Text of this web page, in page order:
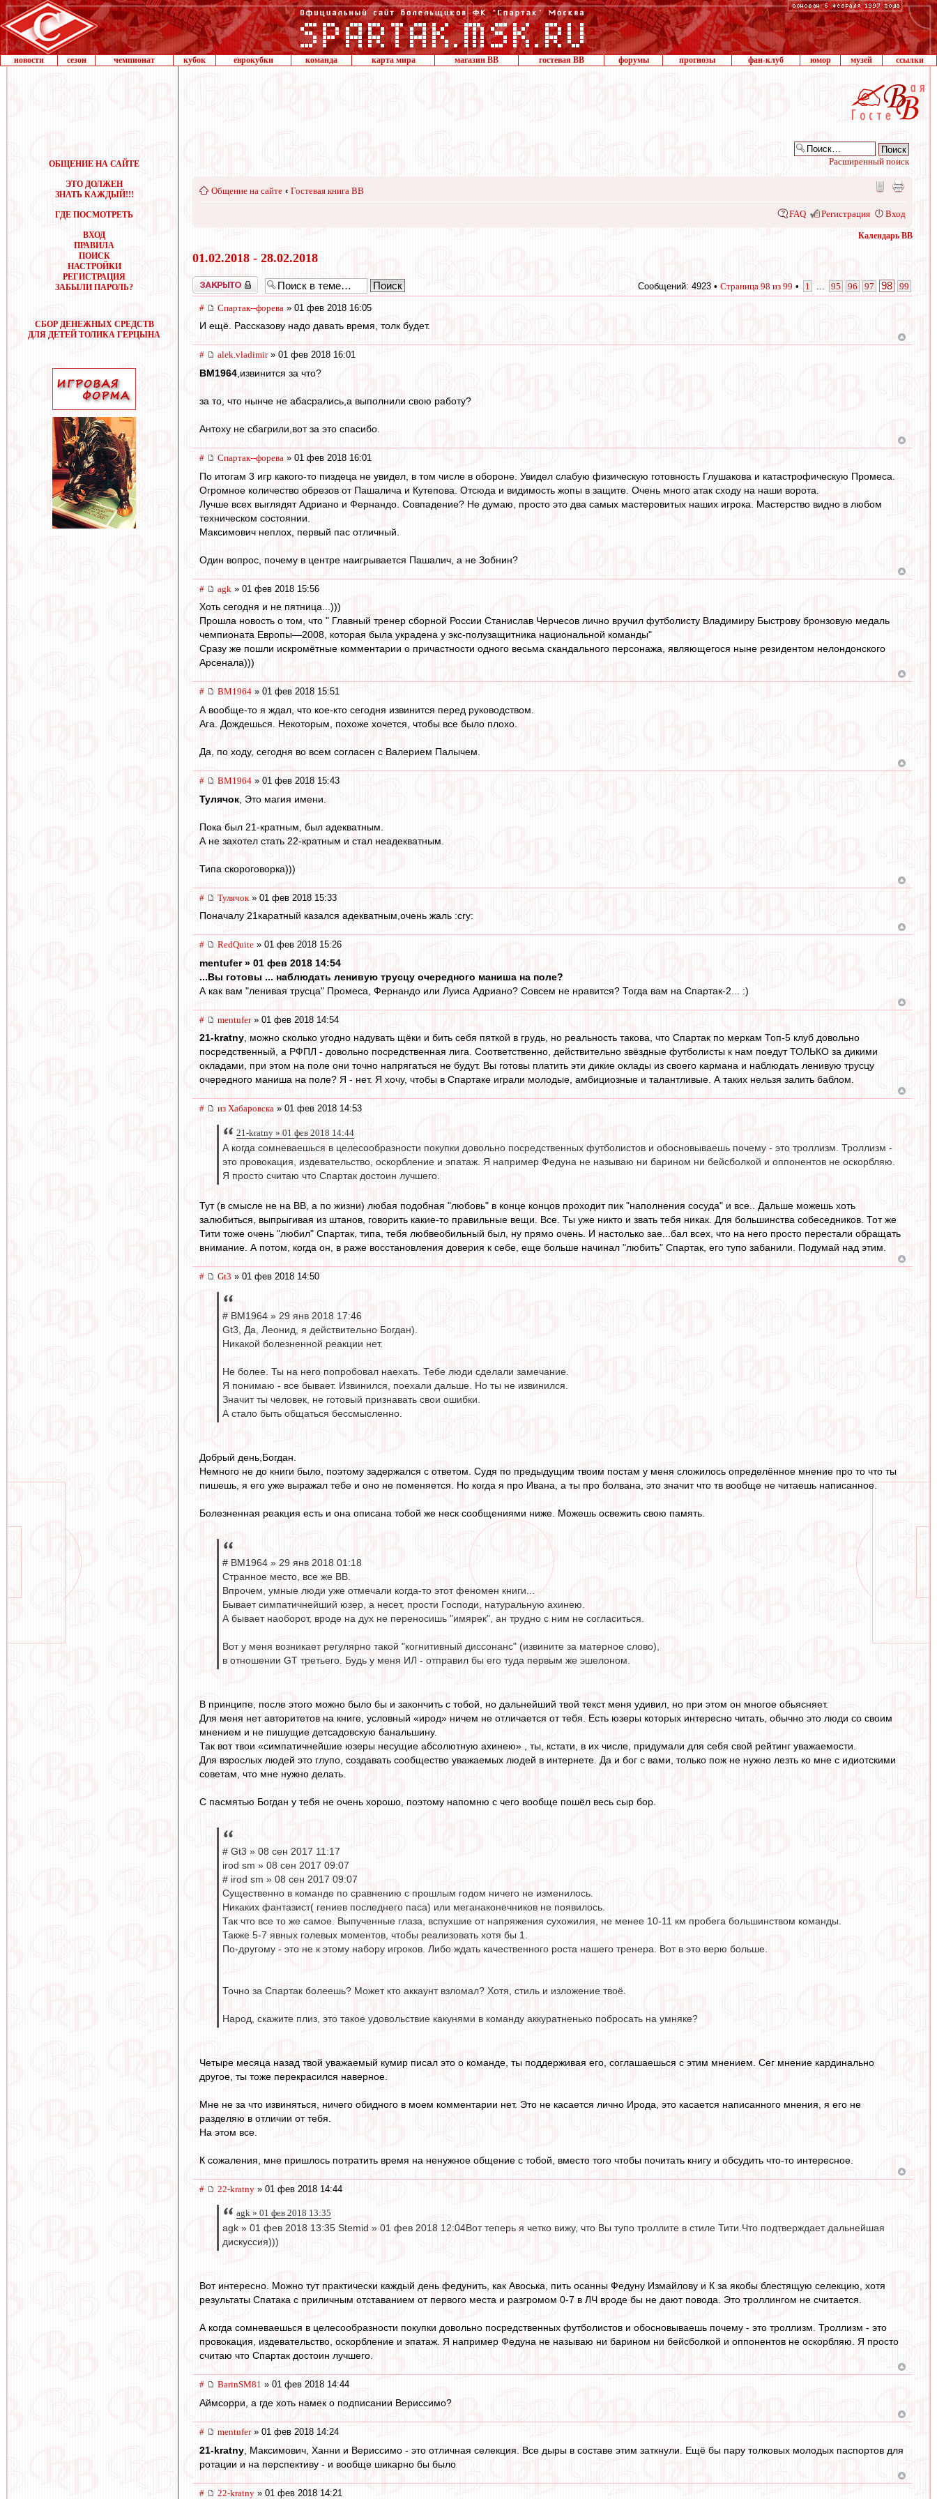
новости сезон чемпионат кубок еврокубки команда карта мира магазин ВВ гостевая ВВ форумы прогнозы фан-клуб юмор музей ссылки
ОБЩЕНИЕ НА САЙТЕ
ЭТО ДОЛЖЕН
ЗНАТЬ КАЖДЫЙ!!!
ГДЕ ПОСМОТРЕТЬ
ВХОД
ПРАВИЛА
ПОИСК
НАСТРОЙКИ
РЕГИСТРАЦИЯ
ЗАБЫЛИ ПАРОЛЬ?
СБОР ДЕНЕЖНЫХ СРЕДСТВ
ДЛЯ ДЕТЕЙ ТОЛИКА ГЕРЦЫНА
Расширенный поиск
Общение на сайте ‹ Гостевая книга ВВ
FAQ Регистрация Вход
Календарь ВВ
01.02.2018 - 28.02.2018
Закрыто Сообщений: 4923 • Страница 98 из 99 • 1 95 96 97 98 99
# Cпартак--форева » 01 фев 2018 16:05
И ещё. Рассказову надо давать время, толк будет.
# alek.vladimir» 01 фев 2018 16:01
BM1964 ,извинится за что?
за то, что нынче не абасрались,а выполнили свою работу?
Антоху не сбагрили,вот за это спасибо.
# Cпартак--форева » 01 фев 2018 16:01
По итогам 3 игр какого-то пиздеца не увидел, в том числе в обороне. Увидел слабую физическую готовность Глушакова и катастрофическую Промеса.
Огромное количество обрезов от Пашалича и Кутепова. Отсюда и видимость жопы в защите. Очень много атак сходу на наши ворота.
Лучше всех выглядят Адриано и Фернандо. Совпадение? Не думаю, просто это два самых мастеровитых наших игрока. Мастерство видно в любом
техническом состоянии.
Максимович неплох, первый пас отличный.
Один вопрос, почему в центре наигрывается Пашалич, а не Зобнин?
# agk » 01 фев 2018 15:56
Хоть сегодня и не пятница...)))
Прошла новость о том, что " Главный тренер сборной России Станислав Черчесов лично вручил футболисту Владимиру Быстрову бронзовую медаль
чемпионата Европы—2008, которая была украдена у экс-полузащитника национальной команды"
Сразу же пошли искромётные комментарии о причастности одного весьма скандального персонажа, являющегося ныне резидентом нелондонского
Арсенала)))
# BM1964 » 01 фев 2018 15:51
А вообще-то я ждал, что кое-кто сегодня извинится перед руководством.
Ага. Дождешься. Некоторым, похоже хочется, чтобы все было плохо.
Да, по ходу, сегодня во всем согласен с Валерием Палычем.
# BM1964 » 01 фев 2018 15:43
Тулячок , Это магия имени.
Пока был 21-кратным, был адекватным.
А не захотел стать 22-кратным и стал неадекватным.
Типа скороговорка)))
# Тулячок » 01 фев 2018 15:33
Поначалу 21каратный казался адекватным,очень жаль :cry:
# RedQuite » 01 фев 2018 15:26
mentufer » 01 фев 2018 14:54
...Вы готовы ... наблюдать ленивую трусцу очередного маниша на поле?
А как вам "ленивая трусца" Промеса, Фернандо или Луиса Адриано? Совсем не нравится? Тогда вам на Спартак-2... :)
# mentufer» 01 фев 2018 14:54
21-kratny, можно сколько угодно надувать щёки и бить себя пяткой в грудь, но реальность такова, что Спартак по меркам Топ-5 клуб довольно
посредственный, а РФПЛ - довольно посредственная лига. Соответственно, действительно звёздные футболисты к нам поедут ТОЛЬКО за дикими
окладами, при этом на поле они точно напрягаться не будут. Вы готовы платить эти дикие оклады из своего кармана и наблюдать ленивую трусцу
очередного маниша на поле? Я - нет. Я хочу, чтобы в Спартаке играли молодые, амбициозные и талантливые. А таких нельзя залить баблом.
# из Хабаровска » 01 фев 2018 14:53
21-kratny » 01 фев 2018 14:44
А когда сомневаешься в целесообразности покупки довольно посредственных футболистов и обосновываешь почему - это троллизм. Троллизм -
это провокация, издевательство, оскорбление и эпатаж. Я например Федуна не называю ни барином ни бейсболкой и оппонентов не оскорбляю.
Я просто считаю что Спартак достоин лучшего.
Тут (в смысле не на ВВ, а по жизни) любая подобная "любовь" в конце концов проходит пик "наполнения сосуда" и все.. Дальше можешь хоть
залюбиться, выпрыгивая из штанов, говорить какие-то правильные вещи. Все. Ты уже никто и звать тебя никак. Для большинства собеседников. Тот же
Тити тоже очень "любил" Спартак, типа, тебя любвеобильный был, ну прямо очень. И настолько зае...бал всех, что на него просто перестали обращать
внимание. А потом, когда он, в раже восстановления доверия к себе, еще больше начинал "любить" Спартак, его тупо забанили. Подумай над этим.
# Gt3 » 01 фев 2018 14:50
# BM1964 » 29 янв 2018 17:46
Gt3, Да, Леонид, я действительно Богдан).
Никакой болезненной реакции нет.
Не более. Ты на него попробовал наехать. Тебе люди сделали замечание.
Я понимаю - все бывает. Извинился, поехали дальше. Но ты не извинился.
Значит ты человек, не готовый признавать свои ошибки.
А стало быть общаться бессмысленно.
Добрый день,Богдан.
Немного не до книги было, поэтому задержался с ответом. Судя по предыдущим твоим постам у меня сложилось определённое мнение про то что ты
пишешь, я его уже выражал тебе и оно не поменяется. Но когда я про Ивана, а ты про болвана, это значит что тв вообще не читаешь написанное.
Болезненная реакция есть и она описана тобой же неск сообщениями ниже. Можешь освежить свою память.
# BM1964 » 29 янв 2018 01:18
Странное место, все же ВВ.
Впрочем, умные люди уже отмечали когда-то этот феномен книги...
Бывает симпатичнейший юзер, а несет, прости Господи, натуральную ахинею.
А бывает наоборот, вроде на дух не переносишь "имярек", ан трудно с ним не согласиться.
Вот у меня возникает регулярно такой "когнитивный диссонанс" (извините за матерное слово),
в отношении GT третьего. Будь у меня ИЛ - отправил бы его туда первым же эшелоном.
В принципе, после этого можно было бы и закончить с тобой, но дальнейший твой текст меня удивил, но при этом он многое обьясняет.
Для меня нет авторитетов на книге, условный «ирод» ничем не отличается от тебя. Есть юзеры которых интересно читать, обычно это люди со своим
мнением и не пишущие детсадовскую банальшину.
Так вот твои «симпатичнейшие юзеры несущие абсолютную ахинею» , ты, кстати, в их числе, придумали для себя свой рейтинг уважаемости.
Для взрослых людей это глупо, создавать сообщество уважаемых людей в интернете. Да и бог с вами, только пож не нужно лезть ко мне с идиотскими
советам, что мне нужно делать.
С пасмятью Богдан у тебя не очень хорошо, поэтому напомню с чего вообще пошёл весь сыр бор.
# Gt3 » 08 сен 2017 11:17
irod sm » 08 сен 2017 09:07
# irod sm » 08 сен 2017 09:07
Существенно в команде по сравнению с прошлым годом ничего не изменилось.
Никаких фантазист( гениев последнего паса) или меганаконечников не появилось.
Так что все то же самое. Выпученные глаза, вспухшие от напряжения сухожилия, не менее 10-11 км пробега большинством команды.
Также 5-7 явных голевых моментов, чтобы реализовать хотя бы 1.
По-другому - это не к этому набору игроков. Либо ждать качественного роста нашего тренера. Вот в это верю больше.
Точно за Спартак болеешь? Может кто аккаунт взломал? Хотя, стиль и изложение твоё.
Народ, скажите плиз, это такое удовольствие какунями в команду аккуратненько побросать на умняке?
Четыре месяца назад твой уважаемый кумир писал это о команде, ты поддерживая его, соглашаешься с этим мнением. Сег мнение кардинально
другое, ты тоже перекрасился наверное.
Мне не за что извиняться, ничего обидного в моем комментарии нет. Это не касается лично Ирода, это касается написанного мнения, я его не
разделяю в отличии от тебя.
На этом все.
К сожаления, мне пришлось потратить время на ненужное общение с тобой, вместо того чтобы почитать книгу и обсудить что-то интересное.
# 22-kratny » 01 фев 2018 14:44
agk » 01 фев 2018 13:35
agk » 01 фев 2018 13:35 Stemid » 01 фев 2018 12:04Вот теперь я четко вижу, что Вы тупо троллите в стиле Тити.Что подтверждает дальнейшая
дискуссия)))
Вот интересно. Можно тут практически каждый день федунить, как Авоська, пить осанны Федуну Измайлову и К за якобы блестящую селекцию, хотя
результаты Спатака с приличным отставанием от первого места и разгромом 0-7 в ЛЧ вроде бы не дают повода. Это троллингом не считается.
А когда сомневаешься в целесообразности покупки довольно посредственных футболистов и обосновываешь почему - это троллизм. Троллизм - это
провокация, издевательство, оскорбление и эпатаж. Я например Федуна не называю ни барином ни бейсболкой и оппонентов не оскорбляю. Я просто
считаю что Спартак достоин лучшего.
# BarinSM81 » 01 фев 2018 14:44
Аймсорри, а где хоть намек о подписании Вериссимо?
# mentufer» 01 фев 2018 14:24
21-kratny , Максимович, Ханни и Вериссимо - это отличная селекция. Все дыры в составе этим заткнули. Ещё бы пару толковых молодых паспортов для
ротации и на перспективу - и вообще шикарно бы было
# 22-kratny » 01 фев 2018 14:21